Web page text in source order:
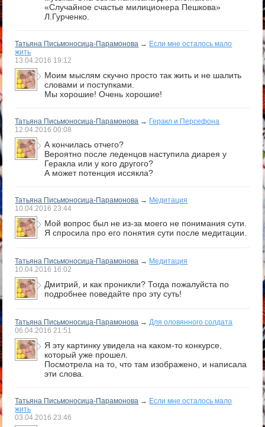
«Случайное счастье милиционера Пешкова»
Л.Гурченко.
Татьяна Письмоносица-Парамонова → Если мне осталось мало
жить
13.04.2016 19:12
Моим мыслям скучно просто так жить и не шалить
словами и поступками.
Мы хорошие! Очень хорошие!
Татьяна Письмоносица-Парамонова → Геракл и Персефона
12.04.201600:08
А кончилась отчего?
Вероятно после леденцов наступила диарея у
Геракла или у кого другого?
А может потенция иссякла?
Татьяна Письмоносица-Парамонова → Медитация
10.04.201623:44
Мой вопрос был не из-за моего не понимания сути.
Я спросила про его понятия сути после медитации.
Татьяна Письмоносица-Парамонова → Медитация
10.04.2016 16:02
Дмитрий, и как проникли? Тогда пожалуйста по
подробнее поведайте про эту суть!
Татьяна Письмоносица-Парамонова →Для оловянного солдата
06.04.201621:51
Я эту картинку увидела на каком-то конкурсе,
который уже прошел.
Посмотрела на то, что там изображено, и написала
эти слова.
Татьяна Письмоносица-Парамонова → Если мне осталось мало
жить
03.04.201623:46